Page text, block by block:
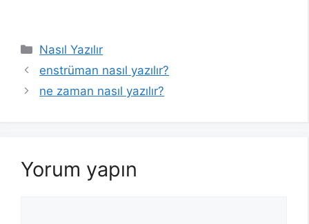
Kategoriler
Nasıl Yazılır
enstrüman nasıl yazılır?
ne zaman nasıl yazılır?
Yorum yapın